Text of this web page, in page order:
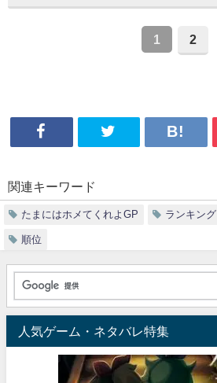
1 2
関連キーワード
たまにはホメてくれよGP ランキング
順位
人気ゲーム・ネタバレ特集